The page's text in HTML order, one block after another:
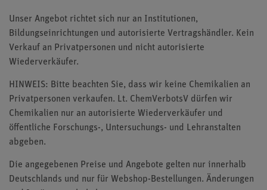
Unser Angebot richtet sich nur an Institutionen,
Bildungseinrichtungen und autorisierte Vertragshändler. Kein
Verkauf an Privatpersonen und nicht autorisierte
Wiederverkäufer.
HINWEIS: Bitte beachten Sie, dass wir keine Chemikalien an
Privatpersonen verkaufen. Lt. ChemVerbotsV dürfen wir
Chemikalien nur an autorisierte Wiederverkäufer und
öffentliche Forschungs-, Untersuchungs- und Lehranstalten
abgeben.
Die angegebenen Preise und Angebote gelten nur innerhalb
Deutschlands und nur für Webshop-Bestellungen. Änderungen